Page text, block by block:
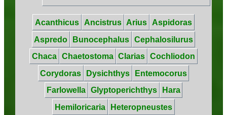
Acanthicus Ancistrus Arius
Aspidoras
Aspredo
Bunocephalus Cephalosilurus
Chaca Chaetostoma Clarias Cochliodon
Corydoras
Dysichthys
Entemocorus
Farlowella Glyptoperichthys
Hara
Hemiloricaria
Heteropneustes